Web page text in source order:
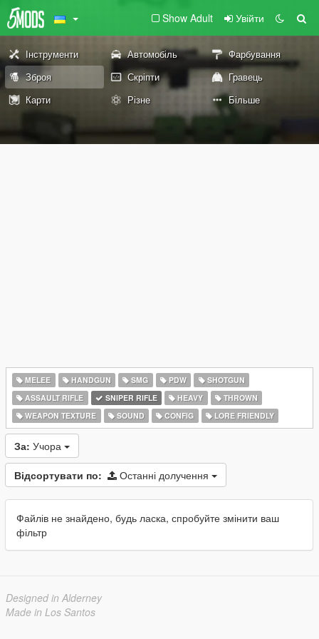
Show Adult Увійти
Інструменти Автомобіль
Фарбування
Зброя
Скріпти
Гравець
Карти
Різне Більше
MELEE HANDGUN SMG PDW
SHOTGUN
ASSAULT RIFLE
SNIPER RIFLE HEAVY
THROWN
WEAPON TEXTURE
SOUND CONFIG LORE FRIENDLY
За: Учора
Відсортувати по: Останні долучення
Файлів не знайдено, будь ласка, спробуйте змінити ваш
фільтр
Designed in Alderney
Made in Los Santos